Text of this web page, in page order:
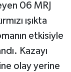
06 MRJ
ışıkta
etkisiyle
Kazayı
olay yerine